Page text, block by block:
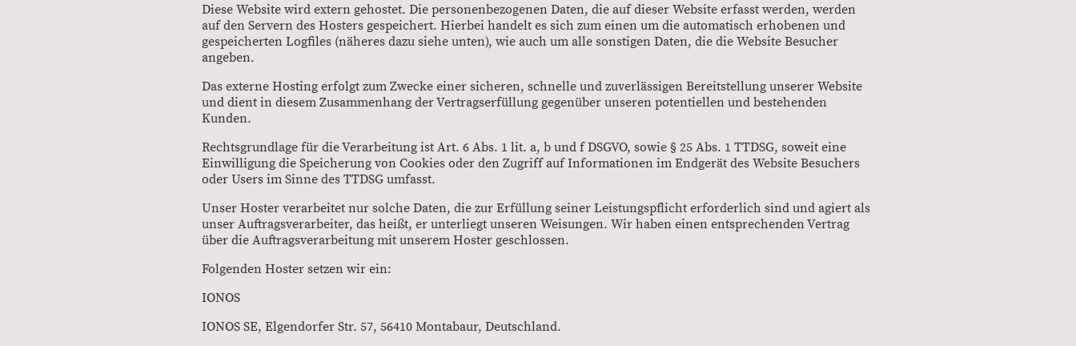
Diese Website wird extern gehostet. Die personenbezogenen Daten, die auf dieser Website erfasst werden, werden
auf den Servern des Hosters gespeichert. Hierbei handelt es sich zum einen um die automatisch erhobenen und
gespeicherten Logfiles (näheres dazu siehe unten), wie auch um alle sonstigen Daten, die die Website Besucher
angeben.
Das externe Hosting erfolgt zum Zwecke einer sicheren, schnelle und zuverlässigen Bereitstellung unserer Website
und dient in diesem Zusammenhang der Vertragserfüllung gegenüber unseren potentiellen und bestehenden
Kunden.
Rechtsgrundlage für die Verarbeitung ist Art. 6 Abs. 1 lit. a, b und f DSGVO, sowie § 25 Abs. 1 TTDSG, soweit eine
Einwilligung die Speicherung von Cookies oder den Zugriff auf Informationen im Endgerät des Website Besuchers
oder Users im Sinne des TTDSG umfasst.
Unser Hoster verarbeitet nur solche Daten, die zur Erfüllung seiner Leistungspflicht erforderlich sind und agiert als
unser Auftragsverarbeiter, das heißt, er unterliegt unseren Weisungen. Wir haben einen entsprechenden Vertrag
über die Auftragsverarbeitung mit unserem Hoster geschlossen.
Folgenden Hoster setzen wir ein:
IONOS
IONOS SE, Elgendorfer Str. 57, 56410 Montabaur, Deutschland.